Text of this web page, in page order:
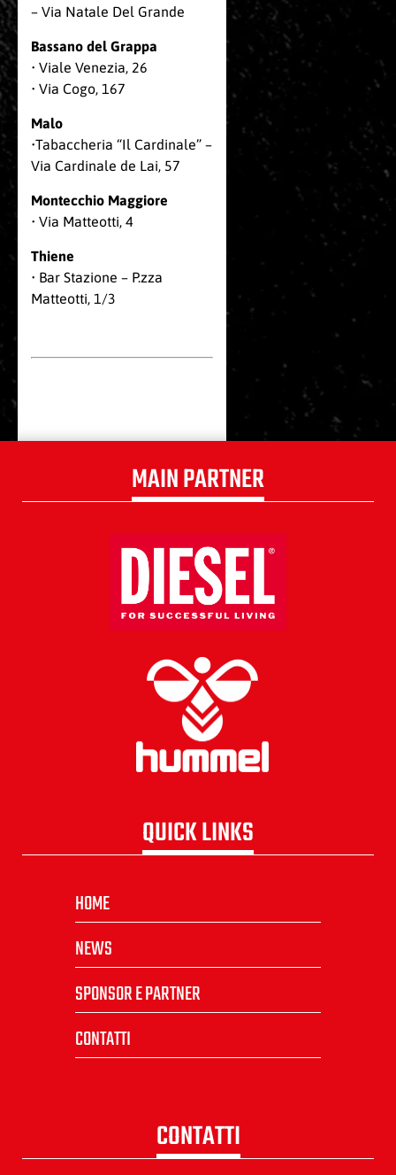
– Via Natale Del Grande
Bassano del Grappa
• Viale Venezia, 26
• Via Cogo, 167
Malo
•Tabaccheria “Il Cardinale” –
Via Cardinale de Lai, 57
Montecchio Maggiore
• Via Matteotti, 4
Thiene
• Bar Stazione – P.zza
Matteotti, 1/3
MAIN PARTNER
QUICK LINKS
HOME
NEWS
SPONSOR E PARTNER
CONTATTI
CONTATTI